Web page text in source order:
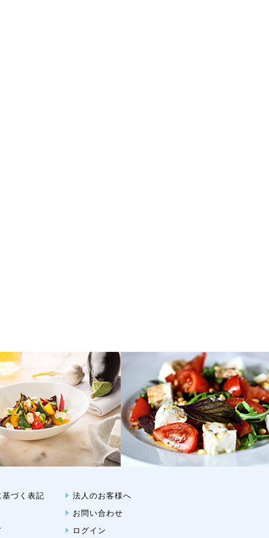
づく表記
法人のお客様へ
お問い合わせ
ログイン